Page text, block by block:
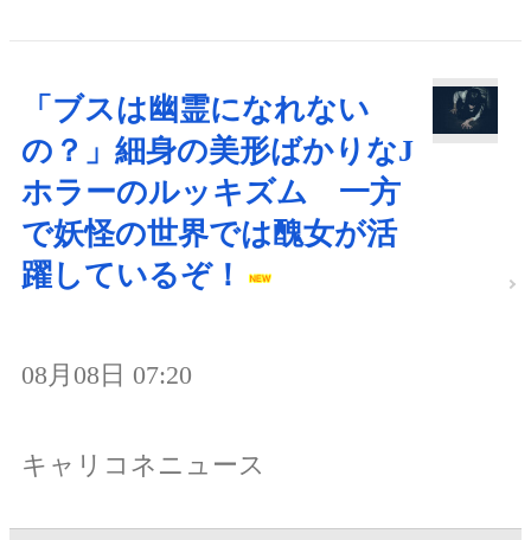
「ブスは幽霊になれない
の？」細身の美形ばかりなJ
ホラーのルッキズム 一方
で妖怪の世界では醜女が活
躍しているぞ！
08月08日 07:20
キャリコネニュース